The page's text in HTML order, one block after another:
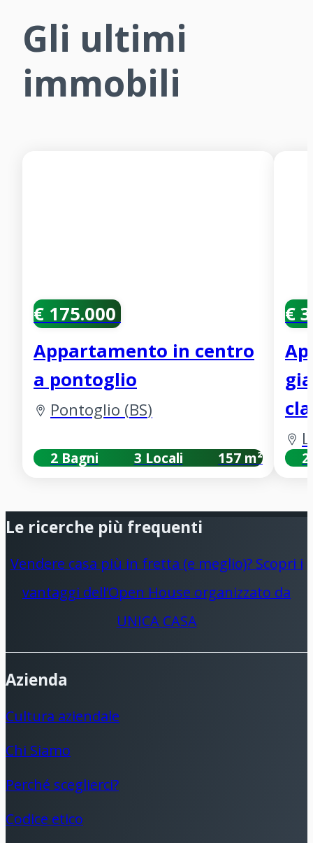
Gli ultimi
immobili
€ 175.000
Appartamento in centro
a pontoglio
Pontoglio (BS)
2 Bagni 3 Locali 157 m²
€
Le ricerche più frequenti
Vendere casa più in fretta (e meglio)? Scopri i
vantaggi dell’Open House organizzato da
UNICA CASA
Azienda
Cultura aziendale
Chi Siamo
Perché sceglierci?
Codice etico